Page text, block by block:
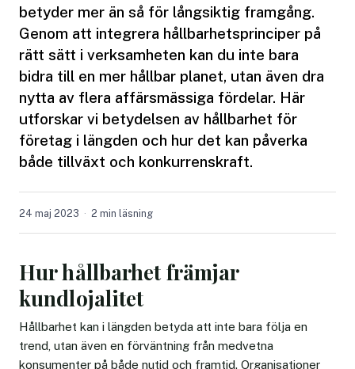
betyder mer än så för långsiktig framgång.
Genom att integrera hållbarhetsprinciper på
rätt sätt i verksamheten kan du inte bara
bidra till en mer hållbar planet, utan även dra
nytta av flera affärsmässiga fördelar. Här
utforskar vi betydelsen av hållbarhet för
företag i längden och hur det kan påverka
både tillväxt och konkurrenskraft.
24 maj 2023 2 min läsning
Hur hållbarhet främjar
kundlojalitet
Hållbarhet kan i längden betyda att inte bara följa en
trend, utan även en förväntning från medvetna
konsumenter på både nutid och framtid. Organisationer